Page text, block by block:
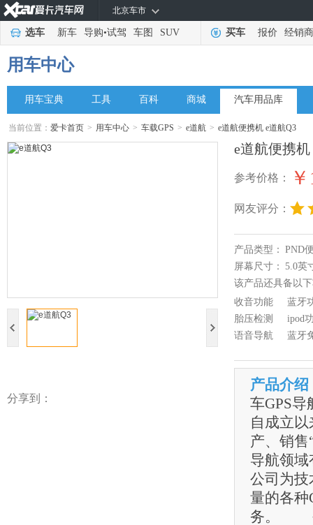
北京车市
选车 新车 导购•试驾 车图 SUV 买车 报价 经销商
用车中心
用车宝典 工具 百科 商城 汽车用品库
当前位置：爱卡首页 > 用车中心 > 车载GPS > e道航 > e道航便携机 e道航Q3
分享到：
e道航便携机
参考价格：
网友评分：
产品类型： PND
屏幕尺寸：
5.0英
该产品还具备以
收音功能
蓝牙
胎压检测
ipod
语音导航
蓝牙
产品介绍
车GPS
自成立
产、销售
导航领
公司为技
量的各种
务。 公